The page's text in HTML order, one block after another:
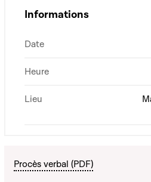
Informations
Date
Heure
Lieu
Procès verbal (PDF)